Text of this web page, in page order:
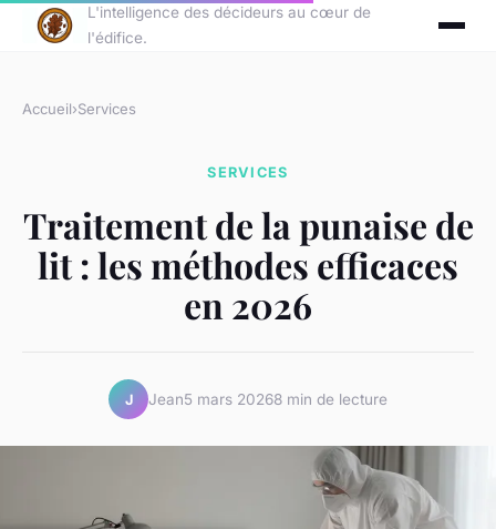
L'intelligence des décideurs au cœur de
l'édifice.
Accueil›Services
SERVICES
Traitement de la punaise de
lit : les méthodes efficaces
en 2026
J Jean5 mars 20268 min de lecture